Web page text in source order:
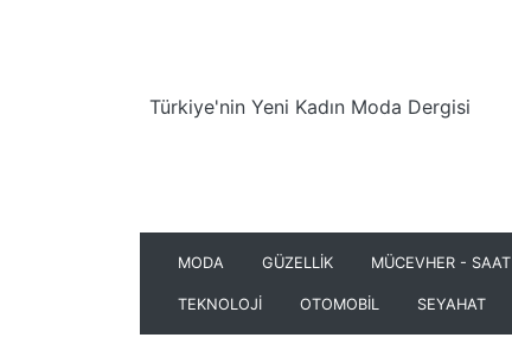
Türkiye'nin Yeni Kadın Moda Dergisi
MODA GÜZELLİK MÜCEVHER - SAAT
TEKNOLOJİ OTOMOBİL SEYAHAT